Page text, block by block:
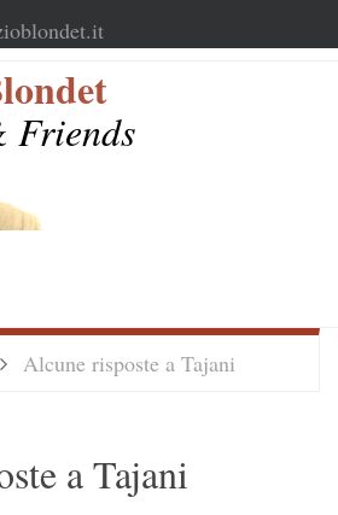
Friends
Alcune risposte a Tajani
a Tajani